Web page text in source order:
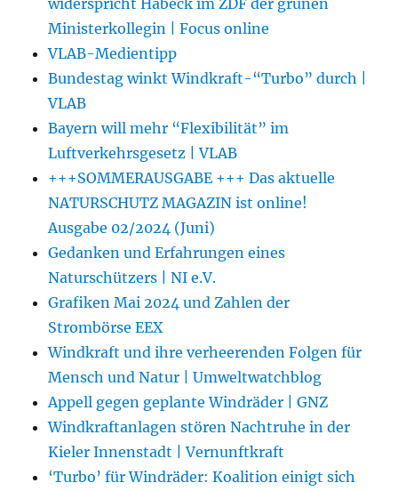
Ministerkollegin | Focus online
VLAB-Medientipp
Bundestag winkt Windkraft-“Turbo” durch |
VLAB
Bayern will mehr “Flexibilität” im
Luftverkehrsgesetz | VLAB
+++SOMMERAUSGABE +++ Das aktuelle
NATURSCHUTZ MAGAZIN ist online!
Ausgabe 02/2024 (Juni)
Gedanken und Erfahrungen eines
Naturschützers | NI e.V.
Grafiken Mai 2024 und Zahlen der
Strombörse EEX
Windkraft und ihre verheerenden Folgen für
Mensch und Natur | Umweltwatchblog
Appell gegen geplante Windräder | GNZ
Windkraftanlagen stören Nachtruhe in der
Kieler Innenstadt | Vernunftkraft
‘Turbo’ für Windräder: Koalition einigt sich